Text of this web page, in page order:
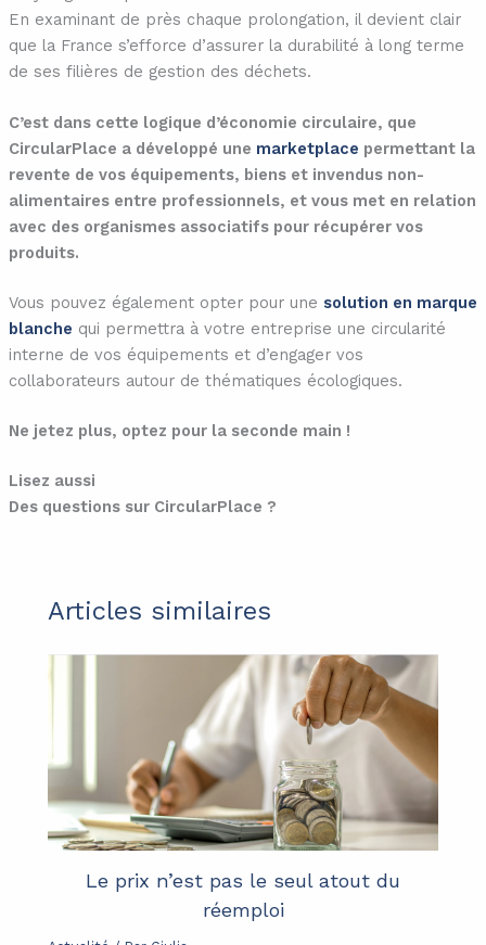
En examinant de près chaque prolongation, il devient clair
que la France s’efforce d’assurer la durabilité à long terme
de ses filières de gestion des déchets.
C’est dans cette logique d’économie circulaire, que
CircularPlace a développé une marketplace permettant la
revente de vos équipements, biens et invendus non-
alimentaires entre professionnels, et vous met en relation
avec des organismes associatifs pour récupérer vos
produits.
Vous pouvez également opter pour une solution en marque
blanche qui permettra à votre entreprise une circularité
interne de vos équipements et d’engager vos
collaborateurs autour de thématiques écologiques.
Ne jetez plus, optez pour la seconde main !
Lisez aussi
Des questions sur CircularPlace ?
Articles similaires
Le prix n’est pas le seul atout du
réemploi